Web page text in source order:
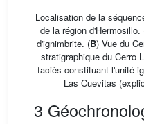
Localisation de la
de la région d'Hermosillo.
d'ignimbrite. (B) Vue du
stratigraphique du Cerro
faciès constituant l'unité
Las Cuevitas
3